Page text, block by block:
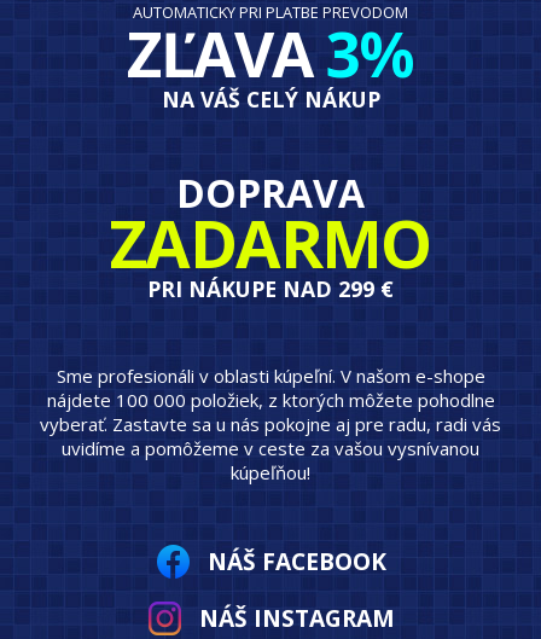
AUTOMATICKY PRI PLATBE PREVODOM
ZĽAVA3%
NA VÁŠ CELÝ NÁKUP
DOPRAVA
ZADARMO
PRI NÁKUPE NAD 299 €
Sme profesionáli v oblasti kúpeľní. V našom e-shope
nájdete 100 000 položiek, z ktorých môžete pohodlne
vyberať. Zastavte sa u nás pokojne aj pre radu, radi vás
uvidíme a pomôžeme v ceste za vašou vysnívanou
kúpeľňou!
NÁŠ FACEBOOK
NÁŠ INSTAGRAM